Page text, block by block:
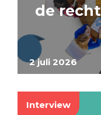
2 juli 2026
de
Interview